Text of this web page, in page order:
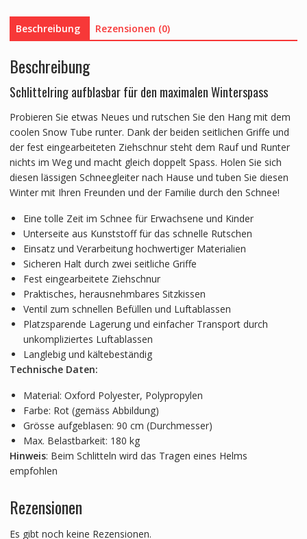
Beschreibung Rezensionen (0)
Beschreibung
Schlittelring aufblasbar für den maximalen Winterspass
Probieren Sie etwas Neues und rutschen Sie den Hang mit dem
coolen Snow Tube runter. Dank der beiden seitlichen Griffe und
der fest eingearbeiteten Ziehschnur steht dem Rauf und Runter
nichts im Weg und macht gleich doppelt Spass. Holen Sie sich
diesen lässigen Schneegleiter nach Hause und tuben Sie diesen
Winter mit Ihren Freunden und der Familie durch den Schnee!
Eine tolle Zeit im Schnee für Erwachsene und Kinder
Unterseite aus Kunststoff für das schnelle Rutschen
Einsatz und Verarbeitung hochwertiger Materialien
Sicheren Halt durch zwei seitliche Griffe
Fest eingearbeitete Ziehschnur
Praktisches, herausnehmbares Sitzkissen
Ventil zum schnellen Befüllen und Luftablassen
Platzsparende Lagerung und einfacher Transport durch
unkompliziertes Luftablassen
Langlebig und kältebeständig
Technische Daten:
Material: Oxford Polyester, Polypropylen
Farbe: Rot (gemäss Abbildung)
Grösse aufgeblasen: 90 cm (Durchmesser)
Max. Belastbarkeit: 180 kg
Hinweis: Beim Schlitteln wird das Tragen eines Helms
empfohlen
Rezensionen
Es gibt noch keine Rezensionen.